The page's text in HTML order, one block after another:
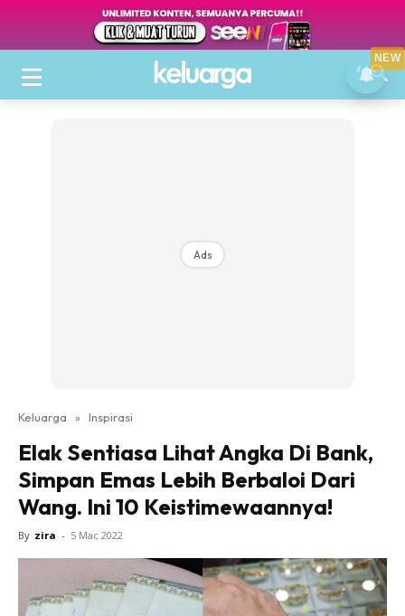
Ads
Keluarga » Inspirasi
Elak Sentiasa Lihat Angka Di Bank,
Simpan Emas Lebih Berbaloi Dari
Wang. Ini 10 Keistimewaannya!
By zira - 5 Mac 2022
NEW